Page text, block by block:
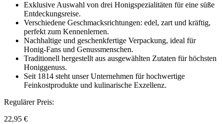
Exklusive Auswahl von drei Honigspezialitäten für eine süße
Entdeckungsreise.
Verschiedene Geschmacksrichtungen: edel, zart und kräftig,
perfekt zum Kennenlernen.
Nachhaltige und geschenkfertige Verpackung, ideal für
Honig-Fans und Genussmenschen.
Traditionell hergestellt aus ausgewählten Zutaten für höchsten
Honiggenuss.
Seit 1814 steht unser Unternehmen für hochwertige
Feinkostprodukte und kulinarische Exzellenz.
Regulärer Preis:
22,95 €